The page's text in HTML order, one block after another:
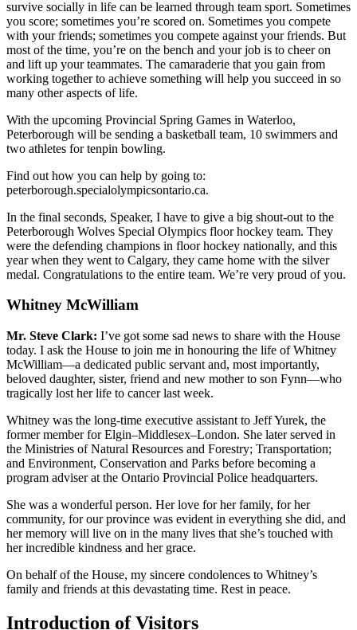
survive socially in life can be learned through team sport. Sometimes
you score; sometimes you’re scored on. Sometimes you compete
with your friends; sometimes you compete against your friends. But
most of the time, you’re on the bench and your job is to cheer on
and lift up your teammates. The camaraderie that you gain from
working together to achieve something will help you succeed in so
many other aspects of life.
With the upcoming Provincial Spring Games in Waterloo,
Peterborough will be sending a basketball team, 10 swimmers and
two athletes for tenpin bowling.
Find out how you can help by going to:
peterborough.specialolympicsontario.ca.
In the final seconds, Speaker, I have to give a big shout-out to the
Peterborough Wolves Special Olympics floor hockey team. They
were the defending champions in floor hockey nationally, and this
year when they went to Calgary, they came home with the silver
medal. Congratulations to the entire team. We’re very proud of you.
Whitney McWilliam
Mr. Steve Clark: I’ve got some sad news to share with the House
today. I ask the House to join me in honouring the life of Whitney
McWilliam—a dedicated public servant and, most importantly,
beloved daughter, sister, friend and new mother to son Fynn—who
tragically lost her life to cancer last week.
Whitney was the long-time executive assistant to Jeff Yurek, the
former member for Elgin–Middlesex–London. She later served in
the Ministries of Natural Resources and Forestry; Transportation;
and Environment, Conservation and Parks before becoming a
program adviser at the Ontario Provincial Police headquarters.
She was a wonderful person. Her love for her family, for her
community, for our province was evident in everything she did, and
her memory will live on in the many lives that she’s touched with
her incredible kindness and her grace.
On behalf of the House, my sincere condolences to Whitney’s
family and friends at this devastating time. Rest in peace.
Introduction of Visitors